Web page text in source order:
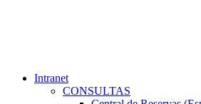
Intranet
CONSULTAS